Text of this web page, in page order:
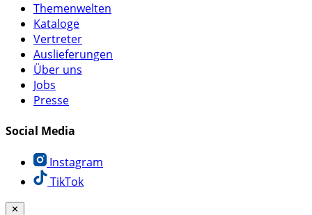
Themenwelten
Kataloge
Vertreter
Auslieferungen
Über uns
Jobs
Presse
Social Media
Instagram
TikTok
✕